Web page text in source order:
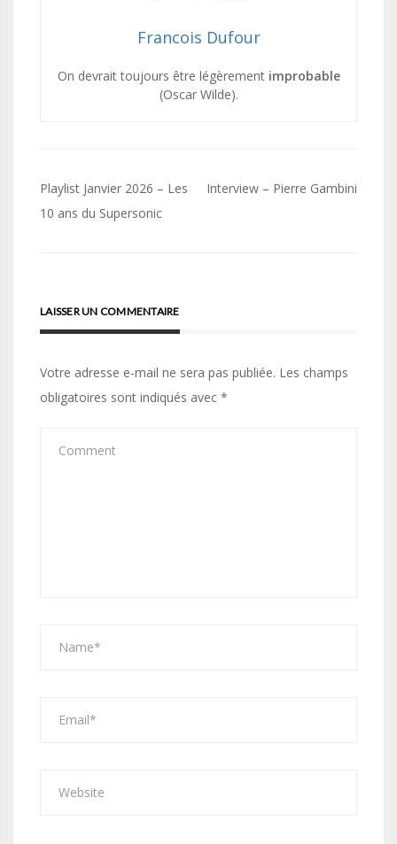
Francois Dufour
On devrait toujours être légèrement improbable
(Oscar Wilde).
Navigation
de
Playlist Janvier 2026 – Les
10 ans du Supersonic
Interview – Pierre Gambini
LAISSER UN COMMENTAIRE
Votre adresse e-mail ne sera pas publiée. Les champs
obligatoires sont indiqués avec *